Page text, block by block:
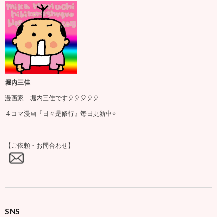
堀内三佳
漫画家 堀内三佳です🎈🎈🎈🎈🎈
４コマ漫画『日々是修行』毎日更新中⭐️
【ご依頼・お問合わせ】
SNS